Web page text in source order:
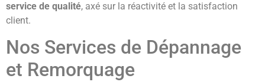
service de qualité, axé sur la réactivité et la satisfaction
client.
Nos Services de Dépannage
et Remorquage